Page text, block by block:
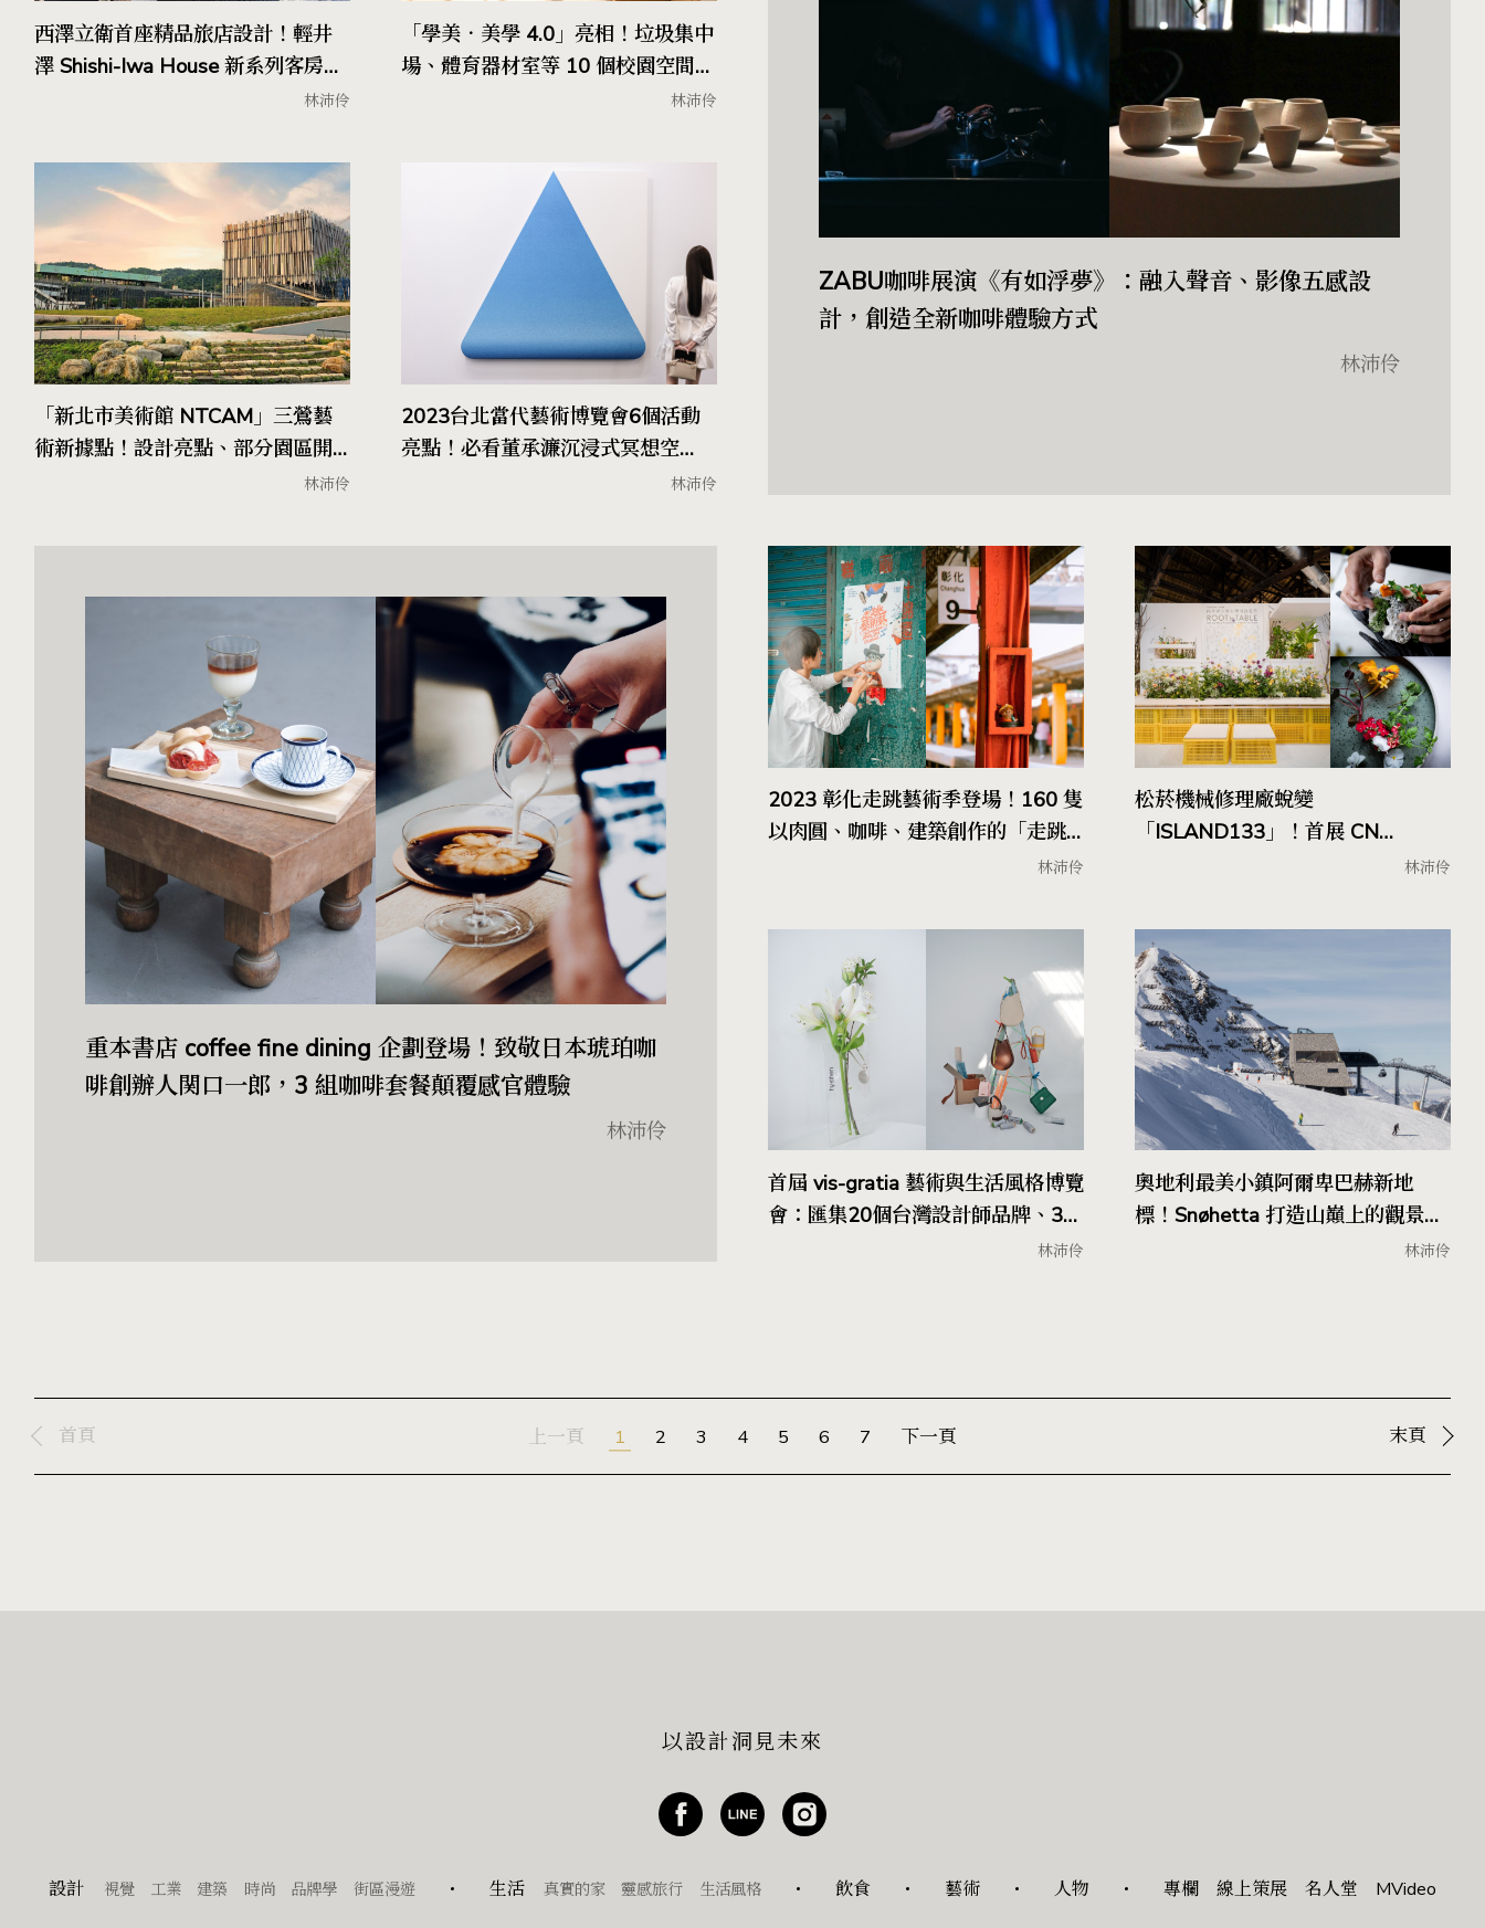
西澤立衛首座精品旅店設計！輕井
澤 Shishi-Iwa House 新系列客房
林沛伶
「學美．美學 4.0」亮相！垃圾集中
場、體育器材室等 10 個校園空間改
林沛伶
ZABU咖啡展演《有如浮夢》：融入聲音、影像五感設
計，創造全新咖啡體驗方式
林沛伶
「新北市美術館 NTCAM」三鶯藝
術新據點！設計亮點、部分園區開
林沛伶
2023台北當代藝術博覽會6個活動
亮點！必看董承濂沉浸式冥想空
林沛伶
重本書店 coffee fine dining 企劃登場！致敬日本琥珀咖
啡創辦人関口一郎，3 組咖啡套餐顛覆感官體驗
林沛伶
2023 彰化走跳藝術季登場！160 隻
以肉圓、咖啡、建築創作的「走跳
獸」領路，看見地方街區新風景林沛伶
松菸機械修理廠蛻變
「ISLAND133」！首展 CN
FLOWER 打造「可以吃」的花店林沛伶
首屆 vis-gratia 藝術與生活風格博覽
會：匯集20個台灣設計師品牌、3組
林沛伶
奧地利最美小鎮阿爾卑巴赫新地
標！Snøhetta 打造山巔上的觀景台
林沛伶
首頁 上一頁 1 2 3 4 5 6 7 下一頁 末頁
以設計洞見未來
設計 視覺 工業 建築 時尚 品牌學 街區漫遊 生活 真實的家 靈感旅行 生活風格 飲食 藝術 人物 專欄 線上策展 名人堂 MVideo